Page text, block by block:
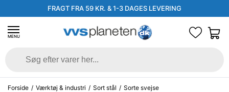
FRAGT FRA 59 KR. & 1-3 DAGES LEVERING
MENU
Forside / Værktøj & industri / Sort stål / Sorte svejse